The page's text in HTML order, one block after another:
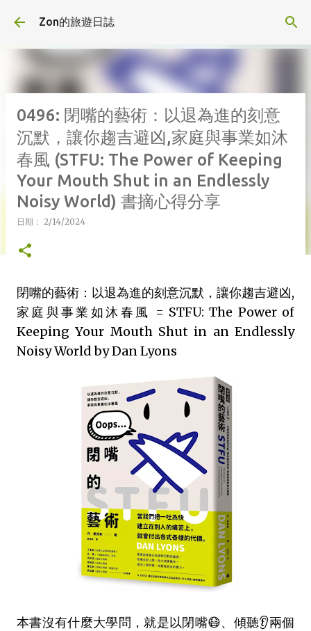
Zon的旅遊日誌
0496: 閉嘴的藝術：以退為進的刻意
沉默，讓你趨吉避凶,家庭與事業如沐
春風 (STFU: The Power of Keeping
Your Mouth Shut in an Endlessly
Noisy World) 書摘心得分享
日期： 2/14/2024
閉嘴的藝術：以退為進的刻意沉默，讓你趨吉避凶,
家庭與事業如沐春風 = STFU: The Power of
Keeping Your Mouth Shut in an Endlessly
Noisy World by Dan Lyons
本書沒有什麼大學問，就是以閉嘴😷、傾聽👂兩個